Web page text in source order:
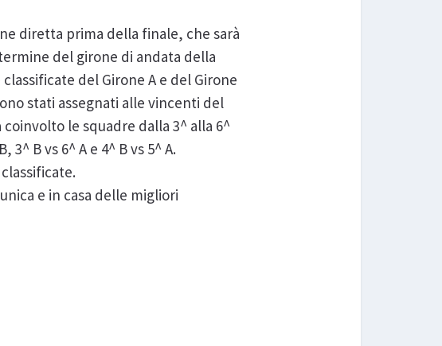
diretta prima della finale, che sarà
del girone di andata della
del Girone A e del Girone
stati assegnati alle vincenti del
le squadre dalla 3^ alla 6^
B vs 6^ A e 4^ B vs 5^ A.
e in casa delle migliori